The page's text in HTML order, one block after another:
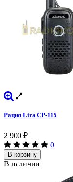
Рация Lira СP-115
2 900 ₽
0
В корзину
В наличии